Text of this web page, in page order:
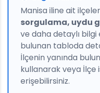
Manisa iline ait
sorgulama, uydu
ve daha detaylı bilgi
bulunan tabloda
İlçenin yanında
kullanarak veya İlçe
erişebilirsiniz.